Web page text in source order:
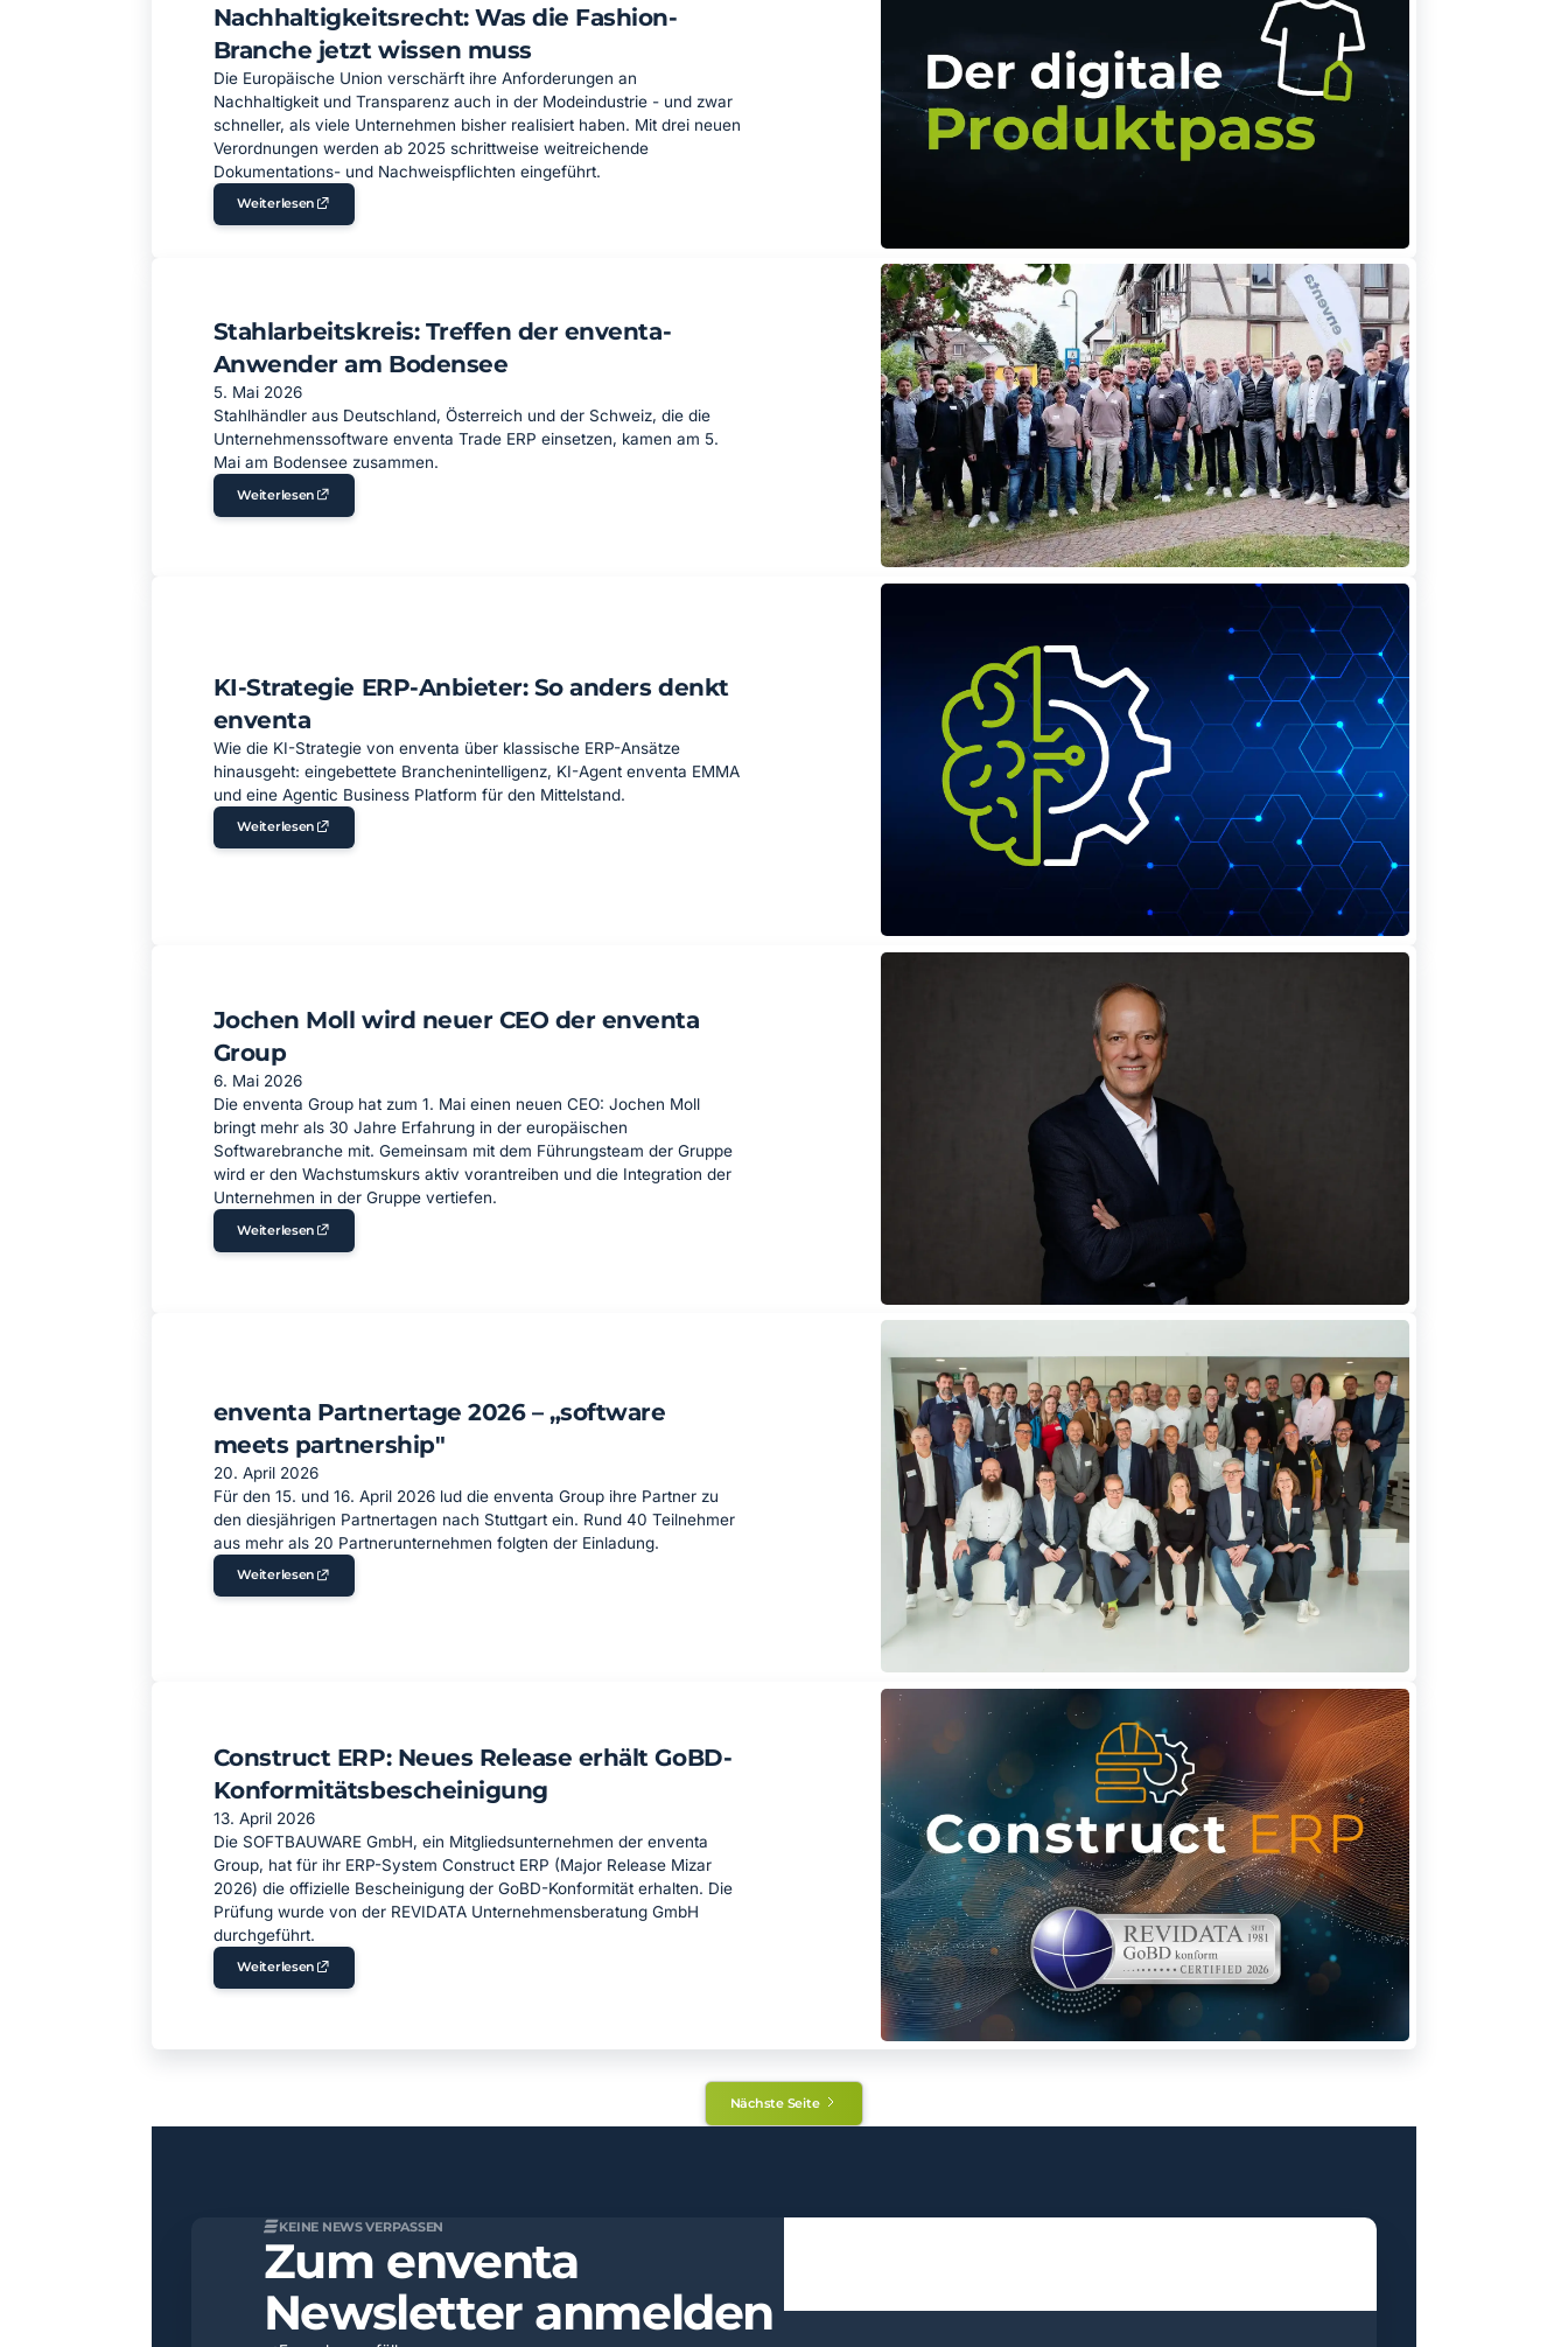
Nachhaltigkeitsrecht: Was die Fashion-
Branche jetzt wissen muss
Die Europäische Union verschärft ihre Anforderungen an
Nachhaltigkeit und Transparenz auch in der Modeindustrie - und zwar
schneller, als viele Unternehmen bisher realisiert haben. Mit drei neuen
Verordnungen werden ab 2025 schrittweise weitreichende
Dokumentations- und Nachweispflichten eingeführt.
Weiterlesen
Stahlarbeitskreis: Treffen der enventa-
Anwender am Bodensee
5. Mai 2026
Stahlhändler aus Deutschland, Österreich und der Schweiz, die die
Unternehmenssoftware enventa Trade ERP einsetzen, kamen am 5.
Mai am Bodensee zusammen.
Weiterlesen
KI-Strategie ERP-Anbieter: So anders denkt
enventa
Wie die KI-Strategie von enventa über klassische ERP-Ansätze
hinausgeht: eingebettete Branchenintelligenz, KI-Agent enventa EMMA
und eine Agentic Business Platform für den Mittelstand.
Weiterlesen
Jochen Moll wird neuer CEO der enventa
Group
6. Mai 2026
Die enventa Group hat zum 1. Mai einen neuen CEO: Jochen Moll
bringt mehr als 30 Jahre Erfahrung in der europäischen
Softwarebranche mit. Gemeinsam mit dem Führungsteam der Gruppe
wird er den Wachstumskurs aktiv vorantreiben und die Integration der
Unternehmen in der Gruppe vertiefen.
Weiterlesen
enventa Partnertage 2026 – „software
meets partnership"
20. April 2026
Für den 15. und 16. April 2026 lud die enventa Group ihre Partner zu
den diesjährigen Partnertagen nach Stuttgart ein. Rund 40 Teilnehmer
aus mehr als 20 Partnerunternehmen folgten der Einladung.
Weiterlesen
Construct ERP: Neues Release erhält GoBD-
Konformitätsbescheinigung
13. April 2026
Die SOFTBAUWARE GmbH, ein Mitgliedsunternehmen der enventa
Group, hat für ihr ERP-System Construct ERP (Major Release Mizar
2026) die offizielle Bescheinigung der GoBD-Konformität erhalten. Die
Prüfung wurde von der REVIDATA Unternehmensberatung GmbH
durchgeführt.
Weiterlesen
Nächste Seite
KEINE NEWS VERPASSEN
Zum enventa
Newsletter anmelden